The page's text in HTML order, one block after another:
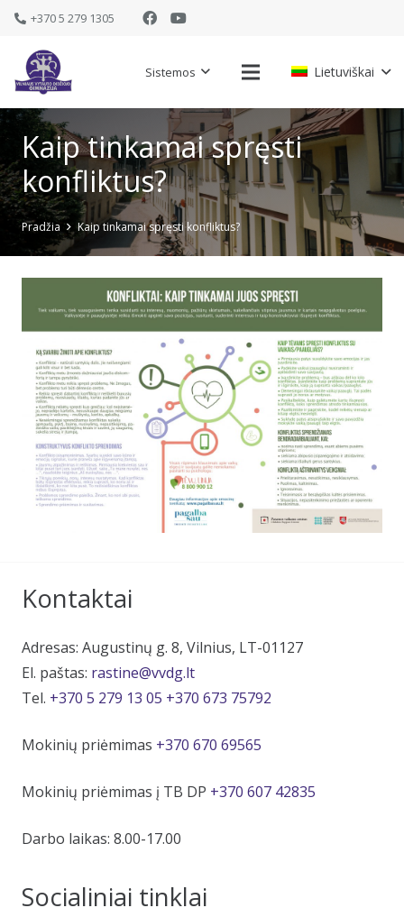
+370 5 279 1305
Sistemos Lietuviškai
Kaip tinkamai spręsti
konfliktus?
Pradžia Kaip tinkamai spręsti konfliktus?
Kontaktai
Adresas: Augustinų g. 8, Vilnius, LT-01127
El. paštas: rastine@vvdg.lt
Tel. +370 5 279 13 05 +370 673 75792
Mokinių priėmimas +370 670 69565
Mokinių priėmimas į TB DP +370 607 42835
Darbo laikas: 8.00-17.00
Socialiniai tinklai